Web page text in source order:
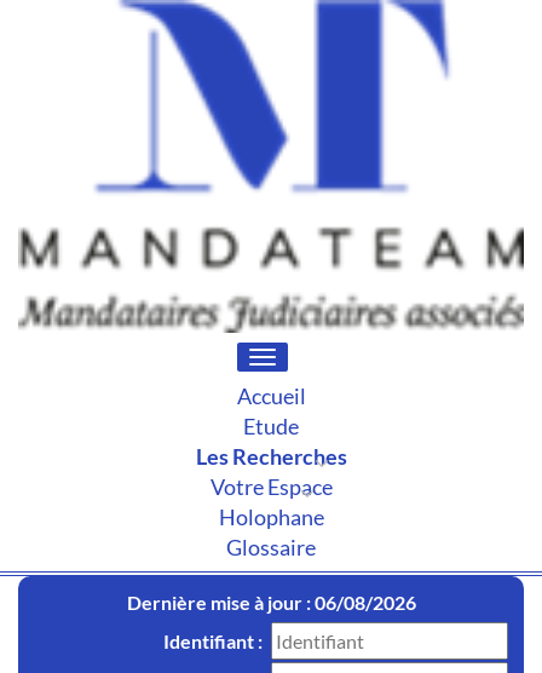
Toggle
navigation
Accueil
Etude
Les Recherches
Votre Espace
Holophane
Glossaire
Dernière mise à jour : 06/08/2026
Identifiant :